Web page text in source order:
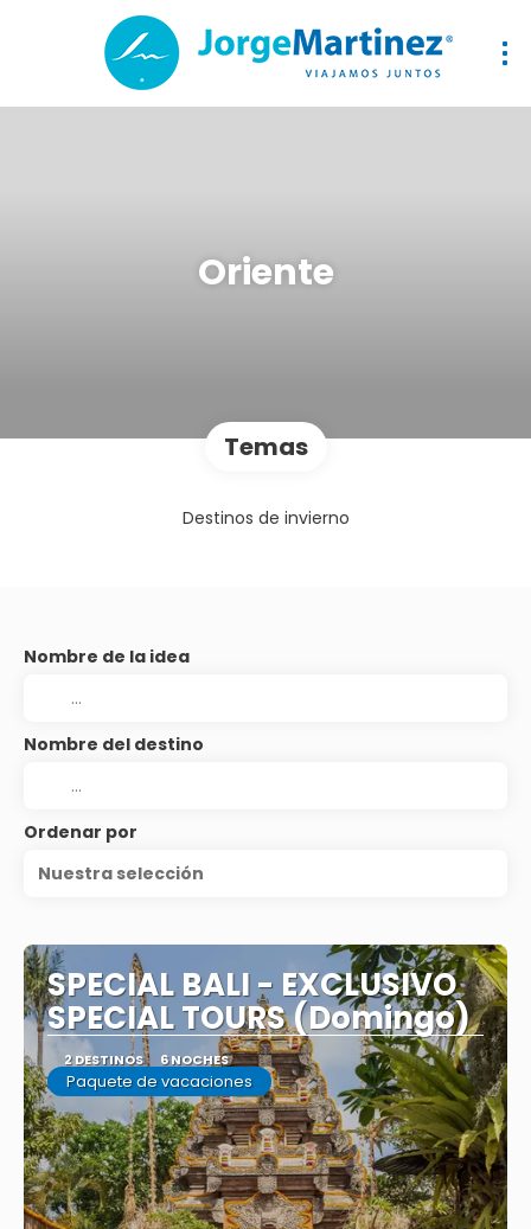
Oriente
Temas
Destinos de invierno
Nombre de la idea
Nombre del destino
Ordenar por
Nuestra selección
SPECIAL BALI - EXCLUSIVO
SPECIAL TOURS (Domingo)
2 DESTINOS 6 NOCHES
Paquete de vacaciones